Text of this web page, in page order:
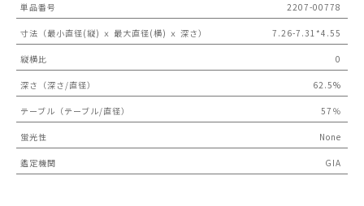
単品番号 2207-00778
寸法（最小直径(縦) ｘ 最大直径(横) ｘ 深さ） 7.26-7.31*4.55
縦横比 0
深さ（深さ/直径） 62.5%
テーブル（テーブル/直径） 57％
蛍光性 None
鑑定機関 GIA